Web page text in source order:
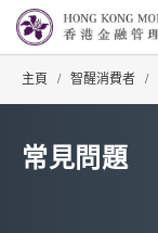
主頁 / 智醒消費者 /
常見問題